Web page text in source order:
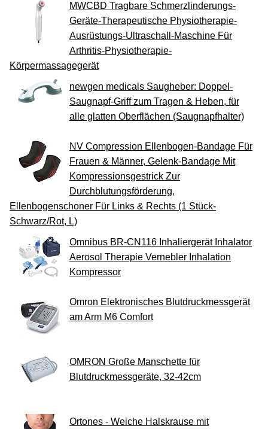
MWCBD Tragbare Schmerzlinderungs-
Geräte-Therapeutische Physiotherapie-
Ausrüstungs-Ultraschall-Maschine Für
Arthritis-Physiotherapie-
Körpermassagegerät
newgen medicals Saugheber: Doppel-
Saugnapf-Griff zum Tragen & Heben, für
alle glatten Oberflächen (Saugnapfhalter)
NV Compression Ellenbogen-Bandage Für
Frauen & Männer, Gelenk-Bandage Mit
Kompressionsgestrick Zur
Durchblutungsförderung,
Ellenbogenschoner Für Links & Rechts (1 Stück-
Schwarz/Rot, L)
Omnibus BR-CN116 Inhaliergerät Inhalator
Aerosol Therapie Vernebler Inhalation
Kompressor
Omron Elektronisches Blutdruckmessgerät
am Arm M6 Comfort
OMRON Große Manschette für
Blutdruckmessgeräte, 32-42cm
Ortones - Weiche Halskrause mit